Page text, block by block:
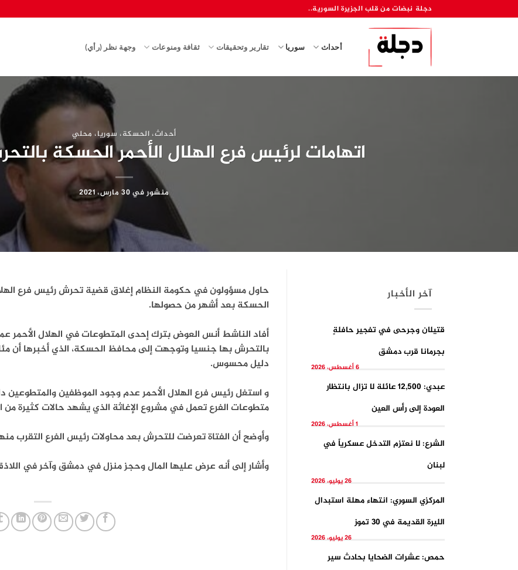
للمحتوى
دجلة نبضات من قلب الجزيرة السورية..
أحداث سوريا تقارير وتحقيقات ثقافة ومنوعات وجهة نظر (رأي)
أحداث،الحسكة، سوريا، محلي
اتهامات لرئيس فرع الهلال الأحمر الحسكة
منشور في30 مارس، 2021
آخر الأخبار
قتيلان وجرحى في تفجيرِ حافلةٍ
بجرمانا قرب دمشق
6 أغسطس، 2026
عبدي: 12,500 عائلة لا تزال بانتظار
العودة إلى رأس العين
1 أغسطس، 2026
الشرع: لا نعتزم التدخل عسكرياً في
لبنان
26 يوليو، 2026
المركزي السوري: انتهاء مهلة استبدال
الليرة القديمة في 30 تموز
26 يوليو، 2026
حمص: عشرات الضحايا بحادث سير
حاول مسؤولون في حكومة النظام إغلاق قضية تحرش رئيس فرع
الحسكة بعد أشهر من حصولها.
أفاد الناشط أنس العوض بترك إحدى المتطوعات في الهلال الأحمر
بالتحرش بها جنسيا وتوجهت إلى محافظ الحسكة، الذي أخبرها أن
دليل محسوس.
و استغل رئيس فرع الهلال الأحمر عدم وجود الموظفين والمتطوعين
متطوعات الفرع تعمل في مشروع الإغاثة الذي يشهد حالات كثيرة
وأوضح أن الفتاة تعرضت للتحرش بعد محاولات رئيس الفرع التقرب
وأشار إلى أنه عرض عليها المال وحجز منزل في دمشق وآخر في